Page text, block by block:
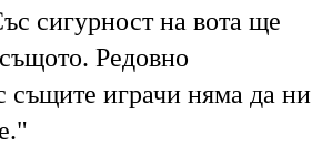
сигурност на вота ще
Редовно
същите играчи няма да ни